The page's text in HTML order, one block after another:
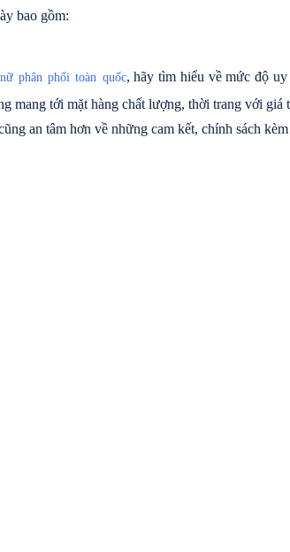
bao gồm:
phân phối toàn quốc, hãy tìm hiểu về mức độ
mang tới mặt hàng chất lượng, thời trang với giá
an tâm hơn về những cam kết, chính sách kèm